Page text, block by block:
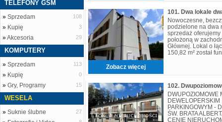
TELEFONY GSM
» Sprzedam 108
» Kupię 3
»Akcesoria 29
KOMPUTERY
» Sprzedam 113
» Kupię 0
» Gry, Programy 15
WESELA
» Suknie ślubne 27
Zobacz więcej
101. Dwa lokale
Nowoczesne,
podzielone na dwa
sprzedaż
położoną w
Głównej. Lokal o
150,82 m² został
DWUPOZIOMOWE
DEWELOPERSKIM
PARKINGOWYM -
ŚW. BRATA
CENIE